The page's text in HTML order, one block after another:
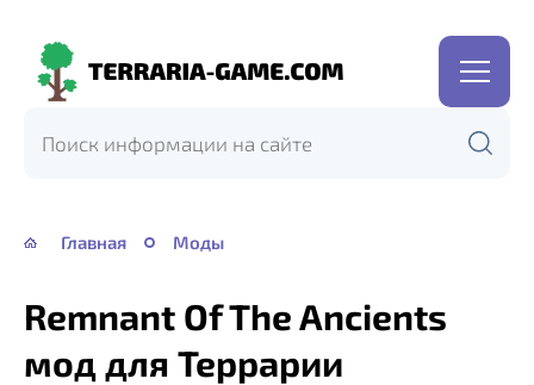
Terraria-
Главная Моды
Remnant Of The Ancients
мод для Террарии